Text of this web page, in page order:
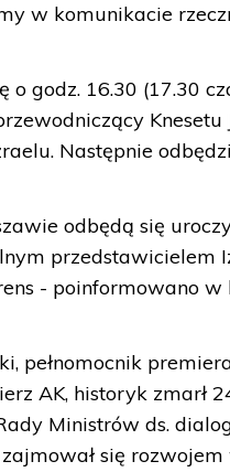
w komunikacie
o godz. 16.30 (17.30
Knesetu
Następnie
odbędą się
przedstawicielem
- poinformowano w
pełnomocnik
AK, historyk
Ministrów ds.
się